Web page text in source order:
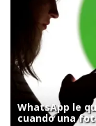
WhatsApp le
cuando una